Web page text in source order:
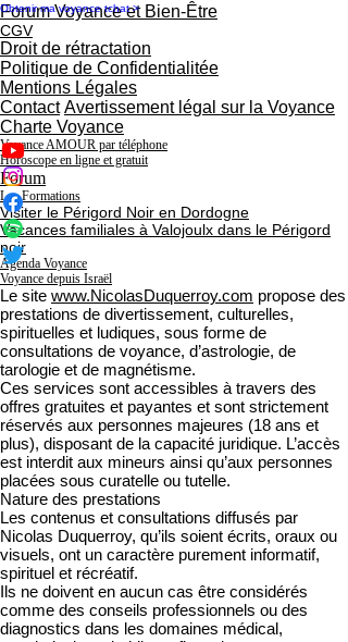
Obtenir ma voyance tchat >
Forum Voyance et Bien-Être
CGV
Droit de rétractation
Politique de Confidentialitée
Mentions Légales
Contact Avertissement légal sur la Voyance
Charte Voyance
Voyance AMOUR par téléphone
Horoscope en ligne et gratuit
Forum
Les Formations
Visiter le Périgord Noir en Dordogne
Vacances familiales à Valojoulx dans le Périgord
noir
Agenda Voyance
Voyance depuis Israël
Le site www.NicolasDuquerroy.com propose des
prestations de divertissement, culturelles,
spirituelles et ludiques, sous forme de
consultations de voyance, d’astrologie, de
tarologie et de magnétisme.
Ces services sont accessibles à travers des
offres gratuites et payantes et sont strictement
réservés aux personnes majeures (18 ans et
plus), disposant de la capacité juridique. L’accès
est interdit aux mineurs ainsi qu’aux personnes
placées sous curatelle ou tutelle.
Nature des prestations
Les contenus et consultations diffusés par
Nicolas Duquerroy, qu’ils soient écrits, oraux ou
visuels, ont un caractère purement informatif,
spirituel et récréatif.
Ils ne doivent en aucun cas être considérés
comme des conseils professionnels ou des
diagnostics dans les domaines médical,